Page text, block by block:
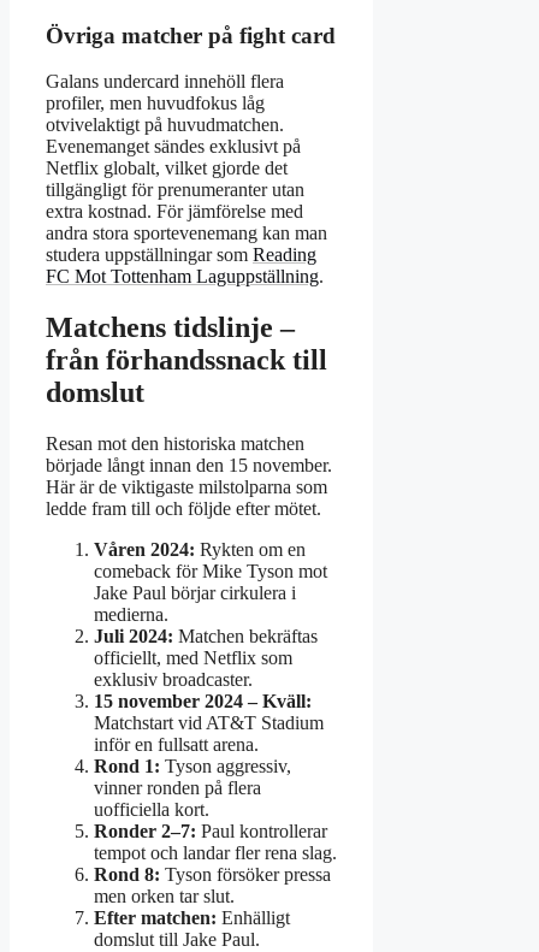
Övriga matcher på fight card
Galans undercard innehöll flera
profiler, men huvudfokus låg
otvivelaktigt på huvudmatchen.
Evenemanget sändes exklusivt på
Netflix globalt, vilket gjorde det
tillgängligt för prenumeranter utan
extra kostnad. För jämförelse med
andra stora sportevenemang kan man
studera uppställningar som Reading
FC Mot Tottenham Laguppställning.
Matchens tidslinje –
från förhandssnack till
domslut
Resan mot den historiska matchen
började långt innan den 15 november.
Här är de viktigaste milstolparna som
ledde fram till och följde efter mötet.
Våren 2024: Rykten om en
comeback för Mike Tyson mot
Jake Paul börjar cirkulera i
medierna.
Juli 2024: Matchen bekräftas
officiellt, med Netflix som
exklusiv broadcaster.
15 november 2024 – Kväll:
Matchstart vid AT&T Stadium
inför en fullsatt arena.
Rond 1: Tyson aggressiv,
vinner ronden på flera
uofficiella kort.
Ronder 2–7: Paul kontrollerar
tempot och landar fler rena slag.
Rond 8: Tyson försöker pressa
men orken tar slut.
Efter matchen: Enhälligt
domslut till Jake Paul.